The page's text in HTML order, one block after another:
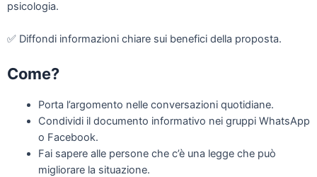
psicologia.
✅ Diffondi informazioni chiare sui benefici della proposta.
Come?
Porta l’argomento nelle conversazioni quotidiane.
Condividi il documento informativo nei gruppi WhatsApp
o Facebook.
Fai sapere alle persone che c’è una legge che può
migliorare la situazione.